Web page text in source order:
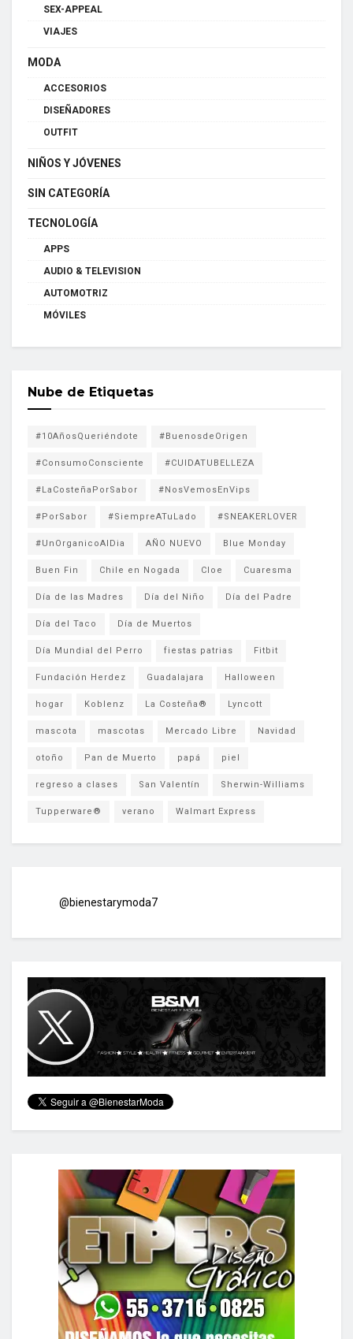
SEX-APPEAL
VIAJES
MODA
ACCESORIOS
DISEÑADORES
OUTFIT
NIÑOS Y JÓVENES
SIN CATEGORÍA
TECNOLOGÍA
APPS
AUDIO & TELEVISION
AUTOMOTRIZ
MÓVILES
Nube de Etiquetas
#10AñosQueriéndote #BuenosdeOrigen
#ConsumoConsciente #CUIDATUBELLEZA
#LaCosteñaPorSabor #NosVemosEnVips
#PorSabor #SiempreATuLado #SNEAKERLOVER
#UnOrganicoAlDia AÑO NUEVO Blue Monday
Buen Fin Chile en Nogada Cloe Cuaresma
Día de las Madres Día del Niño Día del Padre
Día del Taco Día de Muertos
Día Mundial del Perro fiestas patrias Fitbit
Fundación Herdez Guadalajara Halloween
hogar Koblenz La Costeña® Lyncott
mascota mascotas Mercado Libre Navidad
otoño Pan de Muerto papá piel
regreso a clases San Valentín Sherwin-Williams
Tupperware® verano Walmart Express
@bienestarymoda7